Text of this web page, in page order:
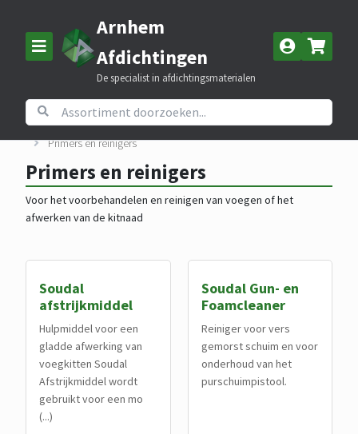
Arnhem
Afdichtingen
De specialist in afdichtingsmaterialen
Home Assortiment
Kitten, lijmen en PUR schuim
Primers en reinigers
Primers en reinigers
Voor het voorbehandelen en reinigen van voegen of het
afwerken van de kitnaad
Soudal
afstrijkmiddel
Hulpmiddel voor een
gladde afwerking van
voegkitten Soudal
Afstrijkmiddel wordt
gebruikt voor een mo
(...)
Soudal Gun- en
Foamcleaner
Reiniger voor vers
gemorst schuim en voor
onderhoud van het
purschuimpistool.